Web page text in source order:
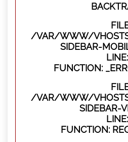
/VAR/WWW/
SIDEBAR-
FUNCTION:
/VAR/WWW/
SIDEBAR-
FUNCTION: